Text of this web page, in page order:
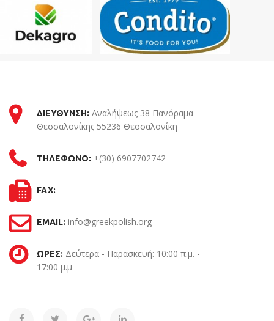
ΔΙΕΥΘΥΝΣΗ: Αναλήψεως 38 Πανόραμα
Θεσσαλονίκης 55236 Θεσσαλονίκη
ΤΗΛΕΦΩΝΟ: +(30) 6907702742
FAX:
EMAIL: info@greekpolish.org
ΩΡΕΣ: Δεύτερα - Παρασκευή: 10:00 π.μ. -
17:00 μ.μ